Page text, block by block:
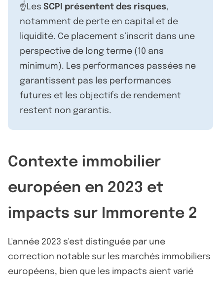
☝️Les SCPI présentent des risques,
notamment de perte en capital et de
liquidité. Ce placement s’inscrit dans une
perspective de long terme (10 ans
minimum). Les performances passées ne
garantissent pas les performances
futures et les objectifs de rendement
restent non garantis.
Contexte immobilier
européen en 2023 et
impacts sur Immorente 2
L'année 2023 s'est distinguée par une
correction notable sur les marchés immobiliers
européens, bien que les impacts aient varié